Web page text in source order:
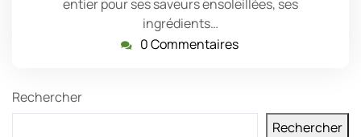
entier pour ses saveurs ensoleillées, ses
ingrédients…
0 Commentaires
Rechercher
Rechercher